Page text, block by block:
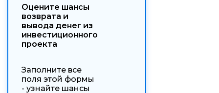
Оцените шансы
возврата и
вывода денег из
инвестиционного
проекта
Заполните все
поля этой формы
- узнайте шансы